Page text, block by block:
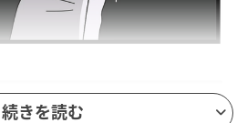
続きを読む